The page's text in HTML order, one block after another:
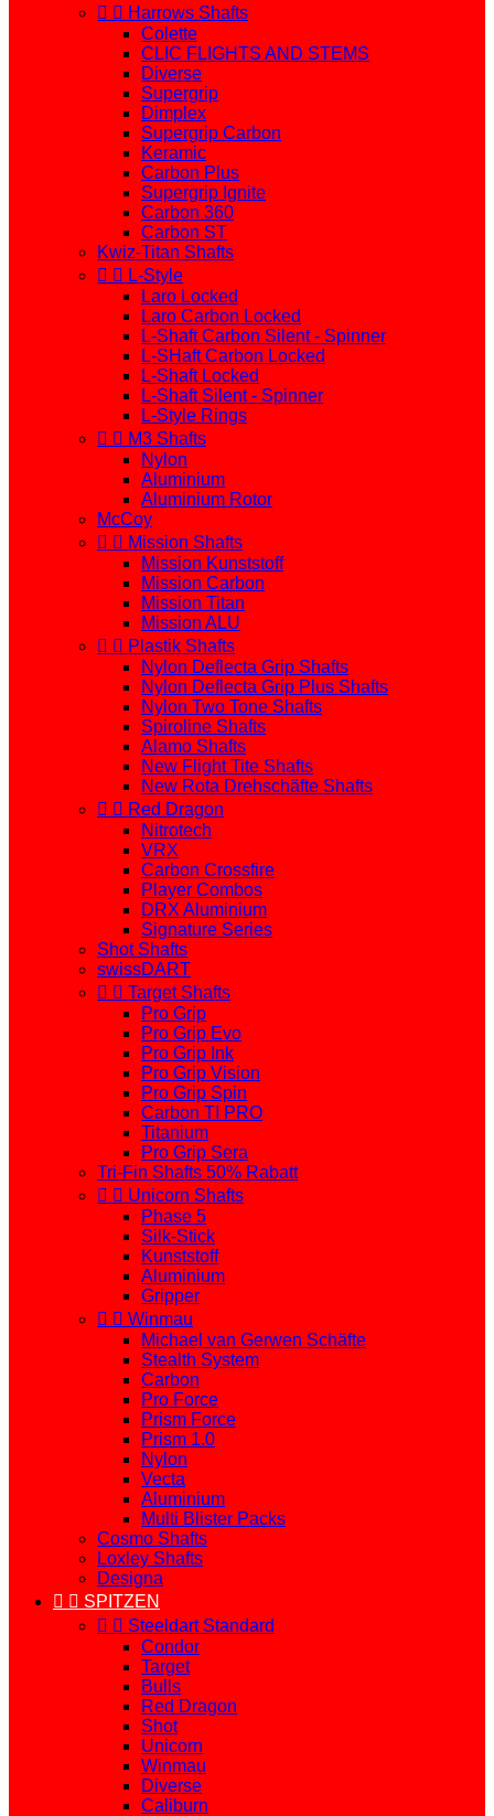
  Harrows Shafts
Colette
CLIC FLIGHTS AND STEMS
Diverse
Supergrip
Dimplex
Supergrip Carbon
Keramic
Carbon Plus
Supergrip Ignite
Carbon 360
Carbon ST
Kwiz-Titan Shafts
  L-Style
Laro Locked
Laro Carbon Locked
L-Shaft Carbon Silent - Spinner
L-SHaft Carbon Locked
L-Shaft Locked
L-Shaft Silent - Spinner
L-Style Rings
  M3 Shafts
Nylon
Aluminium
Aluminium Rotor
McCoy
  Mission Shafts
Mission Kunststoff
Mission Carbon
Mission Titan
Mission ALU
  Plastik Shafts
Nylon Deflecta Grip Shafts
Nylon Deflecta Grip Plus Shafts
Nylon Two Tone Shafts
Spiroline Shafts
Alamo Shafts
New Flight Tite Shafts
New Rota Drehschäfte Shafts
  Red Dragon
Nitrotech
VRX
Carbon Crossfire
Player Combos
DRX Aluminium
Signature Series
Shot Shafts
swissDART
  Target Shafts
Pro Grip
Pro Grip Evo
Pro Grip Ink
Pro Grip Vision
Pro Grip Spin
Carbon TI PRO
Titanium
Pro Grip Sera
Tri-Fin Shafts 50% Rabatt
  Unicorn Shafts
Phase 5
Silk-Stick
Kunststoff
Aluminium
Gripper
  Winmau
Michael van Gerwen Schäfte
Stealth System
Carbon
Pro Force
Prism Force
Prism 1.0
Nylon
Vecta
Aluminium
Multi Blister Packs
Cosmo Shafts
Loxley Shafts
Designa
  SPITZEN
  Steeldart Standard
Condor
Target
Bulls
Red Dragon
Shot
Unicorn
Winmau
Diverse
Caliburn